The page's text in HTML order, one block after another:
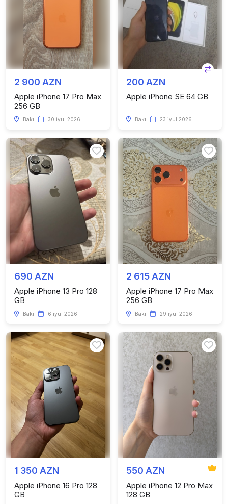
2 900 AZN
Apple iPhone 17 Pro Max
256 GB
Bakı 30 iyul 2026
200 AZN
Apple iPhone SE 64 GB
Bakı 23 iyul 2026
690 AZN
Apple iPhone 13 Pro 128
GB
Bakı 6 iyul 2026
2 615 AZN
Apple iPhone 17 Pro Max
256 GB
Bakı 29 iyul 2026
1 350 AZN
Apple iPhone 16 Pro 128
GB
550 AZN
Apple iPhone 12 Pro Max
128 GB